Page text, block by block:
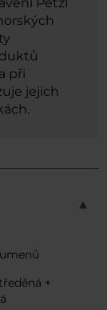
při
jejich
+